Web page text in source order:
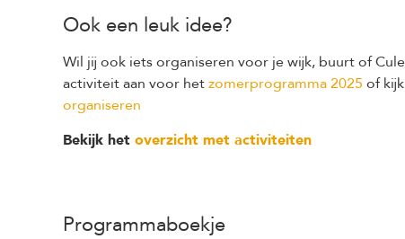
Ook een leuk idee?
Wil jij ook iets organiseren voor je wijk, buurt of
activiteit aan voor hetzomerprogramma 2025 of
organiseren
Bekijk het overzicht met activiteiten
Programmaboekje